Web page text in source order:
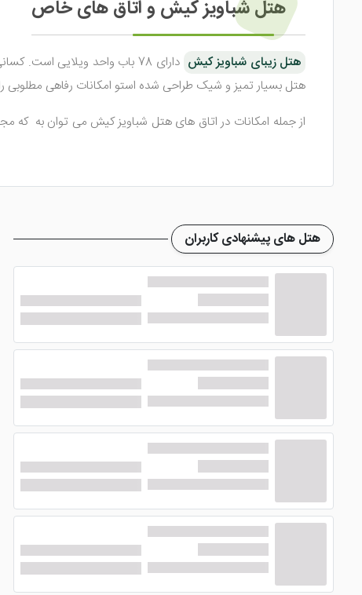
هتل شباویز کیش و اتاق های خاص
هتل زیبای شباویز کیش دارای 78 باب واحد ویلایی است.
هتل بسیار تمیز و شیک طراحی شده استو امکانات رفاهی مطلوبی را
از جمله امکانات در اتاق های هتل شباویز کیش می توان به که
مهمانان هتل شباویز کیش
می توانند به منظور صرف صبحانه،
کرد. کارکنان خوش برخورد و دوست داشتنی با پذیرایی عالی حسی
هتل دوست داشتنی شباویز کیش
پارکینگ ، سرویس روم و ... را در مجموعه قرار دهید قرار داده
آیا هتل شباویز کیش از نظر امکانات
امانات، نمازخانه، خدمات خانه داری، پارکینگ، لابی مجهز، تاکسی
هتل شباویز کیش می تواند یک انتخاب مناسب برای آن دسته
اقدام کنید.
هتل های پیشنهادی کاربران